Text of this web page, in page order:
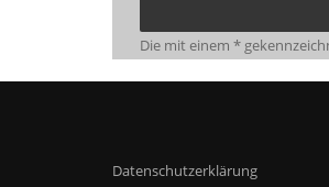
Die mit einem *
Datenschutzerklärung